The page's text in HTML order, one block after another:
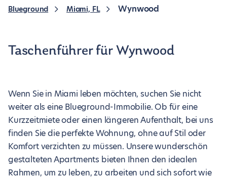
Blueground Miami, FL Wynwood
Taschenführer für Wynwood
Wenn Sie in Miami leben möchten, suchen Sie nicht
weiter als eine Blueground-Immobilie. Ob für eine
Kurzzeitmiete oder einen längeren Aufenthalt, bei uns
finden Sie die perfekte Wohnung, ohne auf Stil oder
Komfort verzichten zu müssen. Unsere wunderschön
gestalteten Apartments bieten Ihnen den idealen
Rahmen, um zu leben, zu arbeiten und sich sofort wie